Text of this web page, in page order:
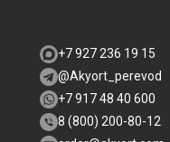
+7 927 236 19 15
@Akyort_perevod
+7 917 48 40 600
8 (800) 200-80-12